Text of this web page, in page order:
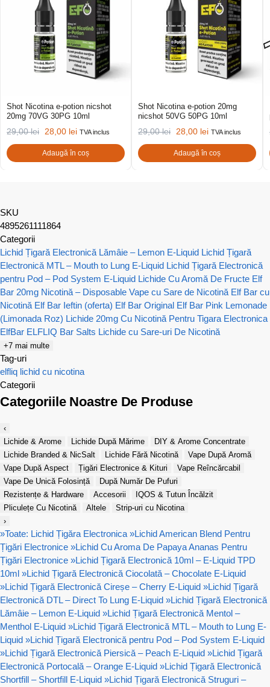
Shot Nicotina e-potion nicshot
20mg 70VG 30PG 10ml
29,00lei 28,00 lei TVA inclus
Adaugă în coș
Shot Nicotina e-potion 20mg
nicshot 50VG 50PG 10ml
29,00lei 28,00 lei TVA inclus
Adaugă în coș
SKU
4895261111864
Categorii
Lichid Țigară Electronică Lămâie – Lemon E-Liquid Lichid Țigară
Electronică MTL – Mouth to Lung E-Liquid Lichid Țigară Electronică
pentru Pod – Pod System E-Liquid Lichide Cu Aromă De Fructe Elf
Bar 20mg Nicotină – Disposable Vape cu Sare de Nicotină Elf Bar cu
Nicotină Elf Bar Ieftin (oferta) Elf Bar Original Elf Bar Pink Lemonade
(Limonada Roz) Lichide 20mg Cu Nicotină Pentru Tigara Electronica
ElfBar ELFLIQ Bar Salts Lichide cu Sare-uri De Nicotină
+7 mai multe
Tag-uri
elfliq lichid cu nicotina
Categorii
Categoriile Noastre De Produse
‹
Lichide & Arome
Lichide După Mărime
DIY & Arome Concentrate
Lichide Branded & NicSalt
Lichide Fără Nicotină
Vape După Aromă
Vape După Aspect
Țigări Electronice & Kituri
Vape Reîncărcabil
Vape De Unică Folosință
După Număr De Pufuri
Rezistențe & Hardware
Accesorii
IQOS & Tutun Încălzit
Pliculețe Cu Nicotină
Altele
Strip-uri cu Nicotina
›
»Toate: Lichid Țigăra Electronica »Lichid American Blend Pentru
Țigări Electronice »Lichid Cu Aroma De Papaya Ananas Pentru
Țigări Electronice »Lichid Țigară Electronică 10ml – E-Liquid TPD
10ml »Lichid Țigară Electronică Ciocolată – Chocolate E-Liquid
»Lichid Țigară Electronică Cireșe – Cherry E-Liquid »Lichid Țigară
Electronică DTL – Direct To Lung E-Liquid »Lichid Țigară Electronică
Lămâie – Lemon E-Liquid »Lichid Țigară Electronică Mentol –
Menthol E-Liquid »Lichid Țigară Electronică MTL – Mouth to Lung E-
Liquid »Lichid Țigară Electronică pentru Pod – Pod System E-Liquid
»Lichid Țigară Electronică Piersică – Peach E-Liquid »Lichid Țigară
Electronică Portocală – Orange E-Liquid »Lichid Țigară Electronică
Shortfill – Shortfill E-Liquid »Lichid Țigară Electronică Struguri –